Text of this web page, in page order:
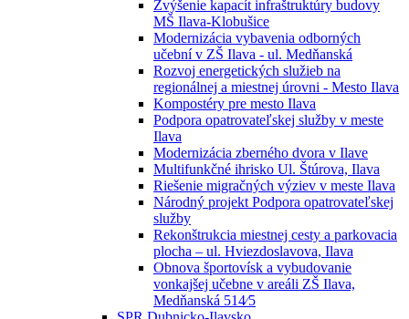
Zvýšenie kapacít infraštruktúry budovy
MŠ Ilava-Klobušice
Modernizácia vybavenia odborných
učební v ZŠ Ilava - ul. Medňanská
Rozvoj energetických služieb na
regionálnej a miestnej úrovni - Mesto Ilava
Kompostéry pre mesto Ilava
Podpora opatrovateľskej služby v meste
Ilava
Modernizácia zberného dvora v Ilave
Multifunkčné ihrisko Ul. Štúrova, Ilava
Riešenie migračných výziev v meste Ilava
Národný projekt Podpora opatrovateľskej
služby
Rekonštrukcia miestnej cesty a parkovacia
plocha – ul. Hviezdoslavova, Ilava
Obnova športovísk a vybudovanie
vonkajšej učebne v areáli ZŠ Ilava,
Medňanská 514⁄5